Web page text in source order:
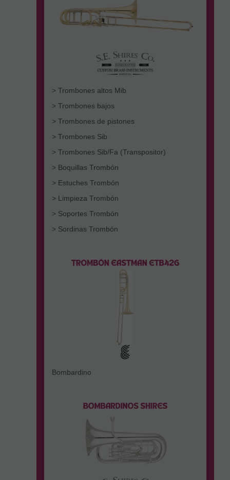
> Trombones altos Mib
> Trombones bajos
> Trombones de pistones
> Trombones Sib
> Trombones Sib/Fa (Transpositor)
> Boquillas Trombón
> Estuches Trombón
> Limpieza Trombón
> Soportes Trombón
> Sordinas Trombón
Bombardino